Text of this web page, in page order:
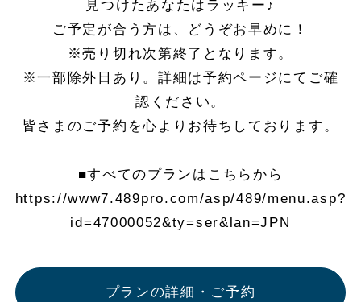
見つけたあなたはラッキー♪
ご予定が合う方は、どうぞお早めに！
※売り切れ次第終了となります。
※一部除外日あり。詳細は予約ページにてご確
認ください。
皆さまのご予約を心よりお待ちしております。
■すべてのプランはこちらから
https://www7.489pro.com/asp/489/menu.asp?
id=47000052&ty=ser&lan=JPN
プランの詳細・ご予約